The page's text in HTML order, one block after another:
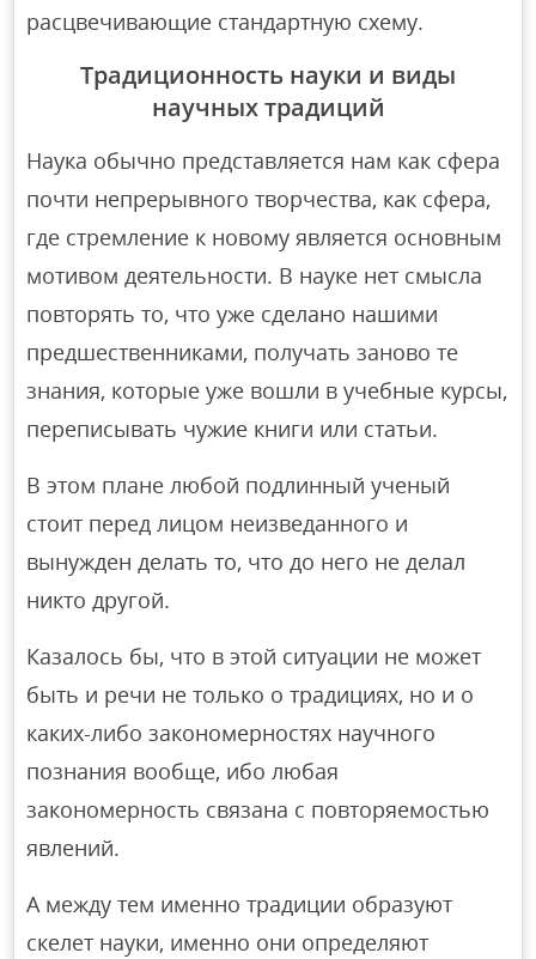
расцвечивающие стандартную схему.
Традиционность науки и виды
научных традиций
Наука обычно представляется нам как сфера
почти непрерывного творчества, как сфера,
где стремление к новому является основным
мотивом деятельности. В науке нет смысла
повторять то, что уже сделано нашими
предшественниками, получать заново те
знания, которые уже вошли в учебные курсы,
переписывать чужие книги или статьи.
В этом плане любой подлинный ученый
стоит перед лицом неизведанного и
вынужден делать то, что до него не делал
никто другой.
Казалось бы, что в этой ситуации не может
быть и речи не только о традициях, но и о
каких-либо закономерностях научного
познания вообще, ибо любая
закономерность связана с повторяемостью
явлений.
А между тем именно традиции образуют
скелет науки, именно они определяют